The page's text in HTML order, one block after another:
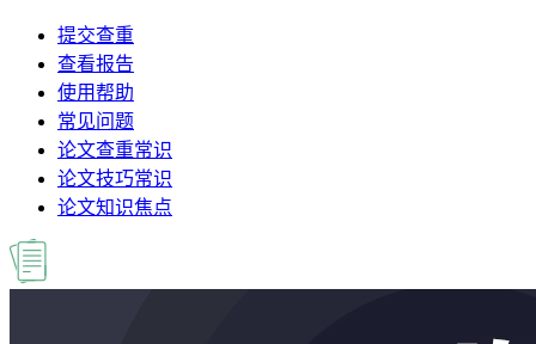
提交查重
查看报告
使用帮助
常见问题
论文查重常识
论文技巧常识
论文知识焦点